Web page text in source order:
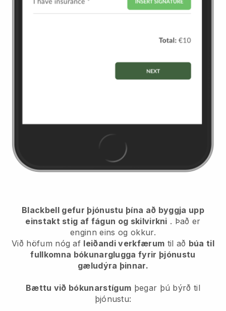
Blackbell gefur þjónustu þína að byggja upp
einstakt stig af fágun og skilvirkni . Það er
enginn eins og okkur.
Við höfum nóg af leiðandi verkfærum til að búa til
fullkomna bókunarglugga fyrir þjónustu
gæludýra þinnar.
Bættu við bókunarstígum þegar þú býrð til
þjónustu: